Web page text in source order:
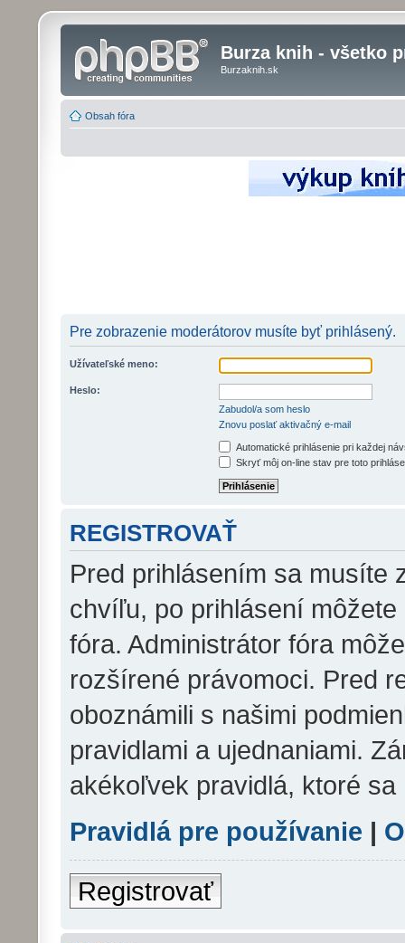
Burza knih - všetko
Burzaknih.sk
Obsah fóra
Pre zobrazenie moderátorov musíte byť prihlásený.
Užívateľské meno:
Heslo:
Zabudol/a som heslo
Znovu poslať aktivačný e-mail
Automatické prihlásenie pri každej
Skryť môj on-line stav pre toto
REGISTROVAŤ
Pred prihlásením sa musíte
chvíľu, po prihlásení
fóra. Administrátor fóra
rozšírené právomoci. Pred
oboznámili s našimi
pravidlami a ujednaniami.
akékoľvek pravidlá, ktoré sa
Pravidlá pre používanie |
Registrovať